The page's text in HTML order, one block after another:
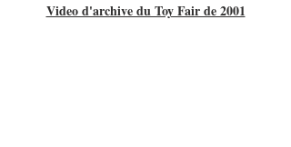
Video d'archive du Toy Fair de 2001